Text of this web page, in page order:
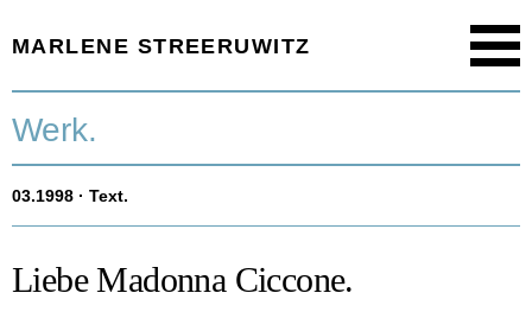
MARLENE STREERUWITZ
Timeline.
Texte.
Werk.
03.1998 · Text.
Liebe Madonna Ciccone.